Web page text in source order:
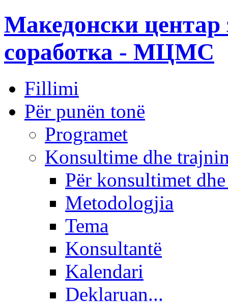
Македонски центар
соработка - МЦМС
Fillimi
Për punën tonë
Programet
Konsultime dhe
Për konsultimet
Metodologjia
Tema
Konsultantë
Kalendari
Deklaruan...